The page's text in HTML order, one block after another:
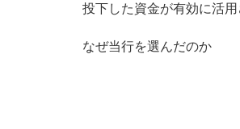
投下した資金が有効に活
なぜ当行を選んだのか